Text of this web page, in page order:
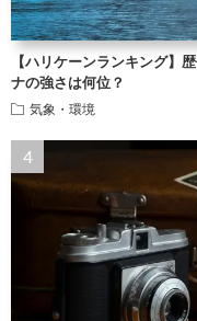
【ハリケーンランキング】
ナの強さは何位？
気象・環境